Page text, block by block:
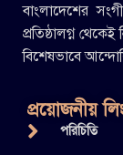
বাংলাদেশের
প্রতিষ্ঠালগ্ন
বিশেষভাবে
প্রয়োজনীয়
পরিচিতি